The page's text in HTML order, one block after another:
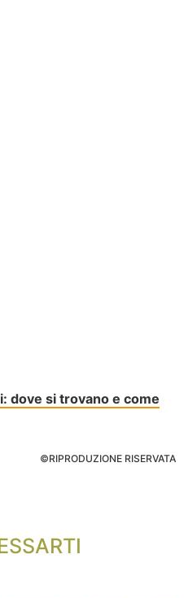
dove si trovano e come
©RIPRODUZIONE RISERVATA